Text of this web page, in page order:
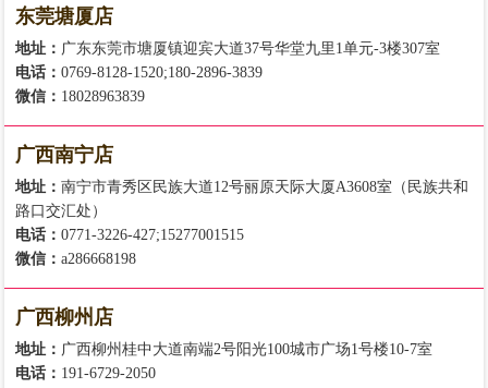
东莞塘厦店
地址： 广东东莞市塘厦镇迎宾大道37号华堂九里1单元-3楼307室
电话：0769-8128-1520;180-2896-3839
微信： 18028963839
广西南宁店
地址：南宁市青秀区民族大道12号丽原天际大厦A3608室（民族共和
路口交汇处）
电话：0771-3226-427;15277001515
微信：a286668198
广西柳州店
地址： 广西柳州桂中大道南端2号阳光100城市广场1号楼10-7室
电话： 191-6729-2050